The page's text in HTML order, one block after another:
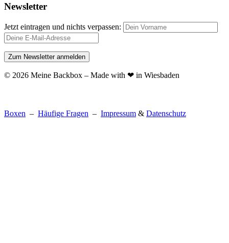
Newsletter
Jetzt eintragen und nichts verpassen:
© 2026 Meine Backbox – Made with ❤ in Wiesbaden
Boxen – Häufige Fragen – Impressum & Datenschutz